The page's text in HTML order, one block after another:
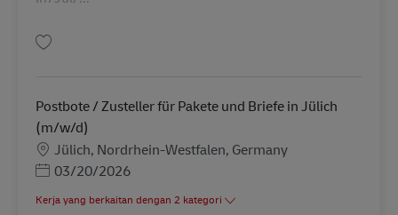
Postbote / Zusteller für Pakete und Briefe in Jülich
(m/w/d)
LokasiJülich, Nordrhein-Westfalen, Germany
Posted Date
03/20/2026
Kerja yang berkaitan dengan 2 kategori